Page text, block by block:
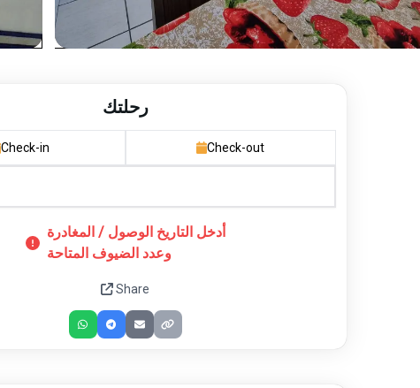
رحلتك
Check-in Check-out
أدخل التاريخ الوصول / المغادرة
وعدد الضيوف المتاحة
Share